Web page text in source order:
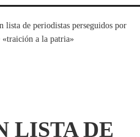
lista de periodistas perseguidos por
«traición a la patria»
LISTA DE